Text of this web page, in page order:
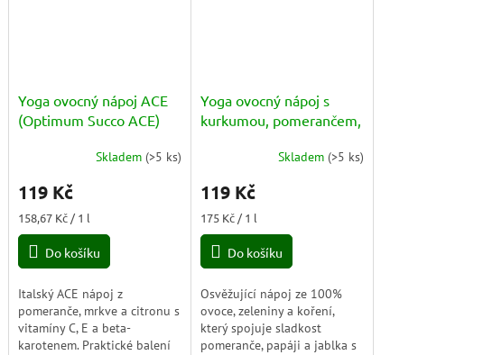
Yoga ovocný nápoj ACE
(Optimum Succo ACE)
Skladem(>5 ks)
119 Kč
Měrná
cena:
158,67 Kč / 1 l
Do košíku
Italský ACE nápoj z
pomeranče, mrkve a citronu s
vitamíny C, E a beta-
karotenem. Praktické balení
Yoga ovocný nápoj s
kurkumou, pomerančem,
Papaya Carota) 680ml
Skladem(>5 ks)
119 Kč
Měrná
cena:
175 Kč / 1 l
Do košíku
Osvěžující nápoj ze 100%
ovoce, zeleniny a koření,
který spojuje sladkost
pomeranče, papáji a jablka s